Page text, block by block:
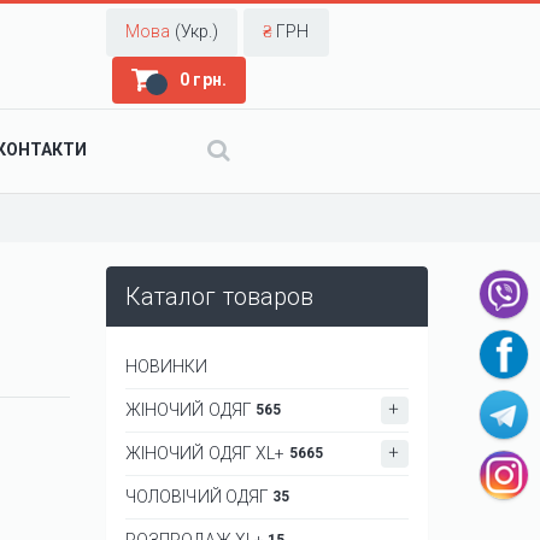
Мова (Укр.) ₴ ГРН
0 грн.
Каталог товаров
НОВИНКИ
ЖІНОЧИЙ ОДЯГ 565
ЖІНОЧИЙ ОДЯГ XL+ 5665
ЧОЛОВІЧИЙ ОДЯГ 35